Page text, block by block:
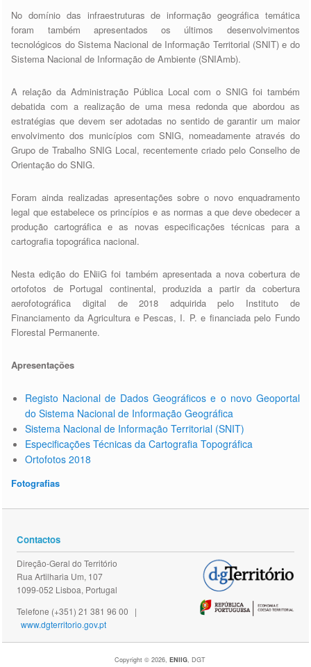
No domínio das infraestruturas de informação geográfica temática
foram também apresentados os últimos desenvolvimentos
tecnológicos do Sistema Nacional de Informação Territorial (SNIT) e do
Sistema Nacional de Informação de Ambiente (SNIAmb).
A relação da Administração Pública Local com o SNIG foi também
debatida com a realização de uma mesa redonda que abordou as
estratégias que devem ser adotadas no sentido de garantir um maior
envolvimento dos municípios com SNIG, nomeadamente através do
Grupo de Trabalho SNIG Local, recentemente criado pelo Conselho de
Orientação do SNIG.
Foram ainda realizadas apresentações sobre o novo enquadramento
legal que estabelece os princípios e as normas a que deve obedecer a
produção cartográfica e as novas especificações técnicas para a
cartografia topográfica nacional.
Nesta edição do ENiiG foi também apresentada a nova cobertura de
ortofotos de Portugal continental, produzida a partir da cobertura
aerofotográfica digital de 2018 adquirida pelo Instituto de
Financiamento da Agricultura e Pescas, I. P. e financiada pelo Fundo
Florestal Permanente.
Apresentações
Registo Nacional de Dados Geográficos e o novo Geoportal
do Sistema Nacional de Informação Geográfica
Sistema Nacional de Informação Territorial (SNIT)
Especificações Técnicas da Cartografia Topográfica
Ortofotos 2018
Fotografias
Contactos
Direção-Geral do Território
Rua Artilharia Um, 107
1099-052 Lisboa, Portugal
Telefone (+351) 21 381 96 00 |
www.dgterritorio.gov.pt
Copyright © 2026, ENIIG, DGT